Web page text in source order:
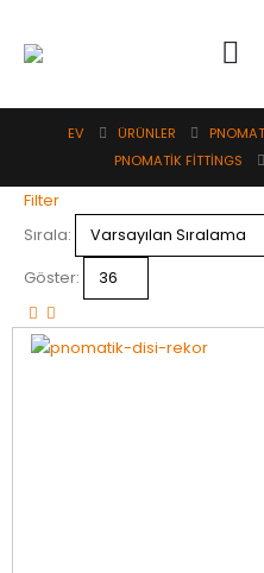
EV ÜRÜNLER
PNOMATİK FİTTİNGS
Filter
Sırala:
Göster: